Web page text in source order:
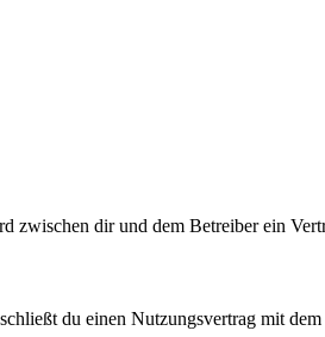
dir und dem Betreiber ein
du einen Nutzungsvertrag mit